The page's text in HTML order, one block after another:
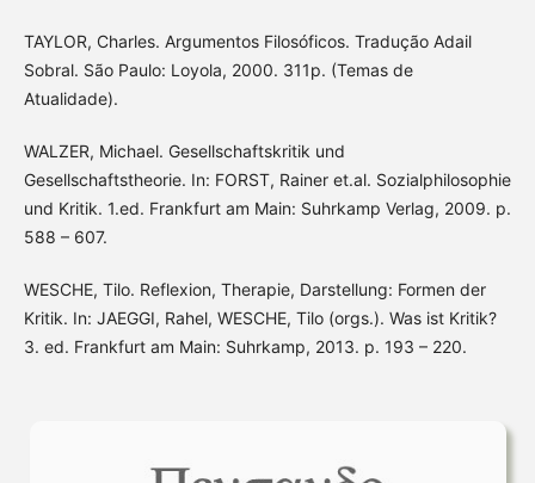
TAYLOR, Charles. Argumentos Filosóficos. Tradução Adail
Sobral. São Paulo: Loyola, 2000. 311p. (Temas de
Atualidade).
WALZER, Michael. Gesellschaftskritik und
Gesellschaftstheorie. In: FORST, Rainer et.al. Sozialphilosophie
und Kritik. 1.ed. Frankfurt am Main: Suhrkamp Verlag, 2009. p.
588 – 607.
WESCHE, Tilo. Reflexion, Therapie, Darstellung: Formen der
Kritik. In: JAEGGI, Rahel, WESCHE, Tilo (orgs.). Was ist Kritik?
3. ed. Frankfurt am Main: Suhrkamp, 2013. p. 193 – 220.